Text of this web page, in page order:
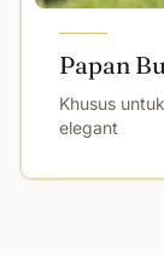
Papan
Khusus
elegant